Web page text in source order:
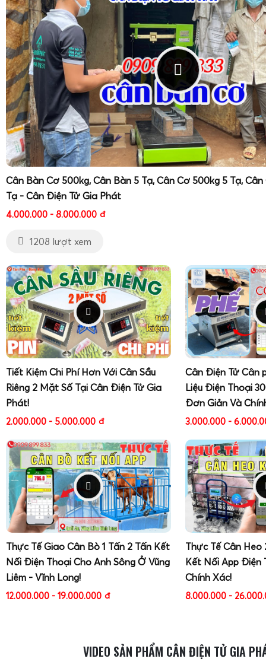
Cân Bàn Cơ 500kg, Cân Bàn 5 Tạ, Cân Cơ 500kg 5 Tạ,
Tạ - Cân Điện Tử Gia Phát
4.000.000 - 8.000.000 đ
1208 lượt xem
Tiết Kiệm Chi Phí Hơn Với Cân Sầu
Riêng 2 Mặt Số Tại Cân Điện Tử Gia
Phát!
2.000.000 - 5.000.000 đ
Cân Điện Tử Cân
Liệu Điện Thoại
Đơn Giản Và
3.000.000 -
Thực Tế Giao Cân Bò 1 Tấn 2 Tấn Kết
Nối Điện Thoại Cho Anh Sông Ở Vũng
Liêm - Vĩnh Long!
12.000.000 - 19.000.000 đ
Thực Tế Cân
Kết Nối App Điện
Chính Xác!
8.000.000 -
VIDEO SẢN PHẨM CÂN ĐIỆN TỬ GIA